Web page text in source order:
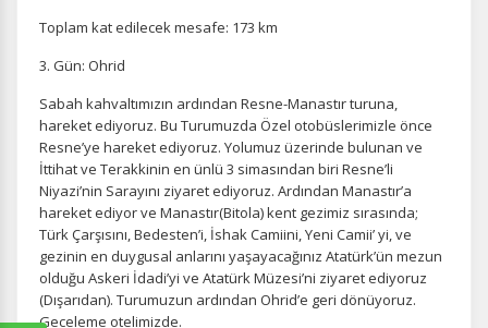
Toplam kat edilecek mesafe: 173 km
3. Gün: Ohrid
Sabah kahvaltımızın ardından Resne-Manastır turuna,
hareket ediyoruz. Bu Turumuzda Özel otobüslerimizle önce
Resne’ye hareket ediyoruz. Yolumuz üzerinde bulunan ve
İttihat ve Terakkinin en ünlü 3 simasından biri Resne’li
Niyazi’nin Sarayını ziyaret ediyoruz. Ardından Manastır’a
hareket ediyor ve Manastır(Bitola) kent gezimiz sırasında;
Türk Çarşısını, Bedesten’i, İshak Camiini, Yeni Camii’ yi, ve
gezinin en duygusal anlarını yaşayacağınız Atatürk’ün mezun
olduğu Askeri İdadi’yi ve Atatürk Müzesi’ni ziyaret ediyoruz
(Dışarıdan). Turumuzun ardından Ohrid’e geri dönüyoruz.
Geceleme otelimizde.